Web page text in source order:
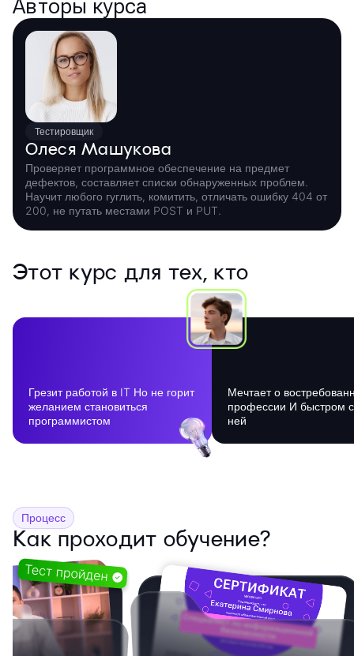
Авторы курса
Тестировщик
Олеся Машукова
Проверяет программное обеспечение на предмет
дефектов, составляет списки обнаруженных проблем.
Научит любого гуглить, комитить, отличать ошибку 404 от
200, не путать местами POST и PUT.
Этот курс для тех, кто
Грезит работой в IT Но не горит
желанием становиться
программистом
Мечтает о
профессии И быстром
ней
Процесс
Как проходит обучение?